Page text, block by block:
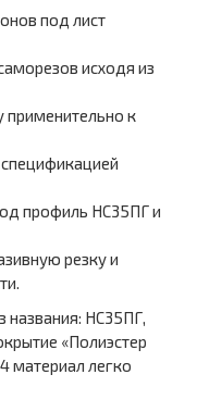
под лист
исходя из
применительно к
профиль НС35ПГ и
резку и
названия: НС35ПГ,
«Полиэстер
материал легко